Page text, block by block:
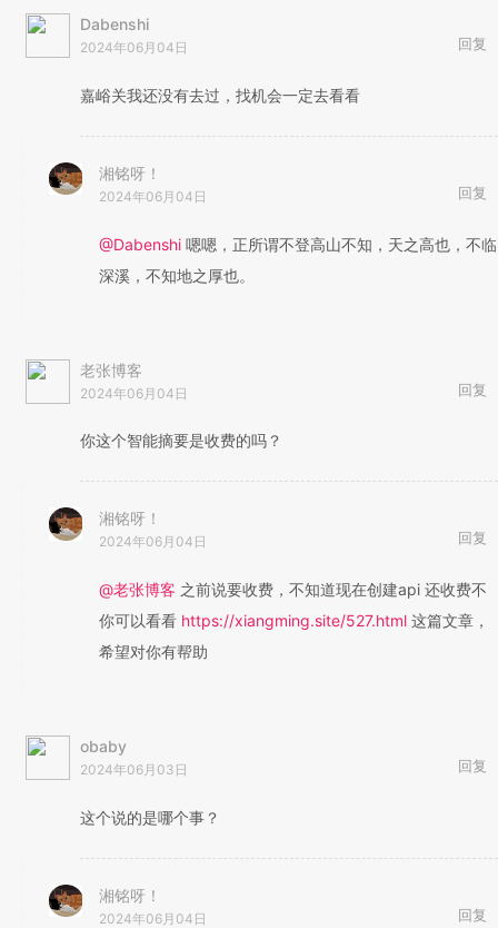
Dabenshi
2024年06月04日 回复
嘉峪关我还没有去过，找机会一定去看看
湘铭呀！
2024年06月04日 回复
@Dabenshi嗯嗯，正所谓不登高山不知，天之高也，不临
深溪，不知地之厚也。
老张博客
2024年06月04日 回复
你这个智能摘要是收费的吗？
湘铭呀！
2024年06月04日 回复
@老张博客 之前说要收费，不知道现在创建api 还收费不
你可以看看 https://xiangming.site/527.html这篇文章，
希望对你有帮助
obaby
2024年06月03日 回复
这个说的是哪个事？
湘铭呀！
2024年06月04日 回复